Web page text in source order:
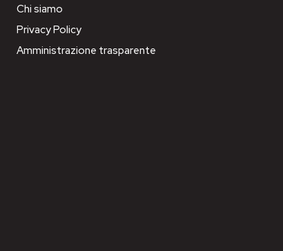
Chi siamo
Privacy Policy
Amministrazione trasparente